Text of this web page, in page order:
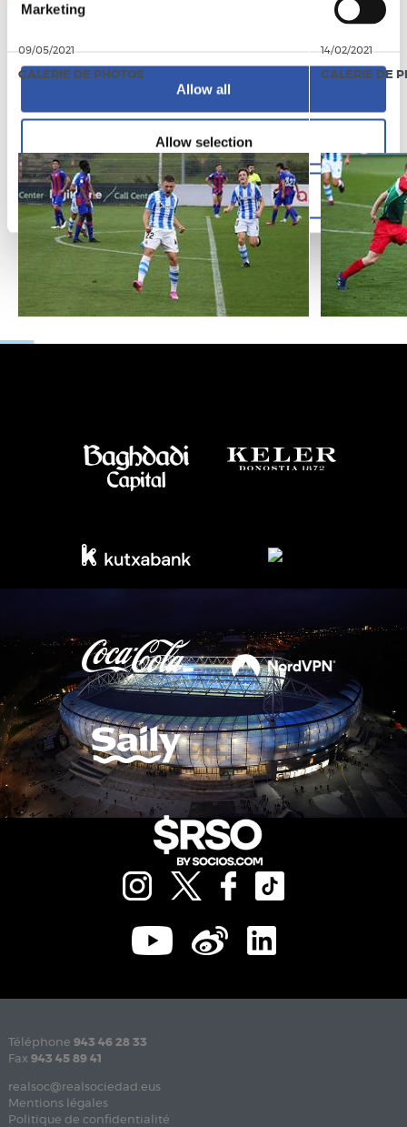
Marketing
Allow all
Allow selection
Deny
09/05/2021
GALERIE DE PHOTOS
14/02/2021
GALERIE DE
Téléphone 943 46 28 33
Fax 943 45 89 41
realsoc@realsociedad.eus
Mentions légales
Politique de confidentialité